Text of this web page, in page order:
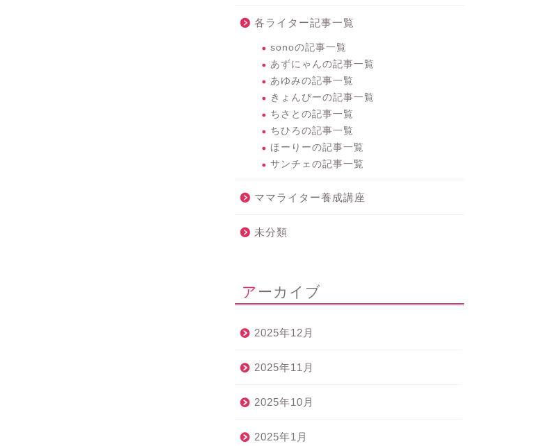
各ライター記事一覧
sonoの記事一覧
あずにゃんの記事一覧
あゆみの記事一覧
きょんぴーの記事一覧
ちさとの記事一覧
ちひろの記事一覧
ほーりーの記事一覧
サンチェの記事一覧
ママライター養成講座
未分類
アーカイブ
2025年12月
2025年11月
2025年10月
2025年1月